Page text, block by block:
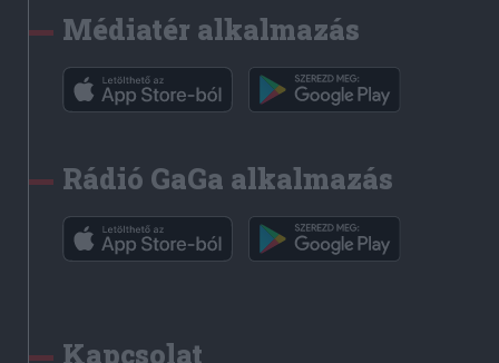
Médiatér alkalmazás
Rádió GaGa alkalmazás
Kapcsolat